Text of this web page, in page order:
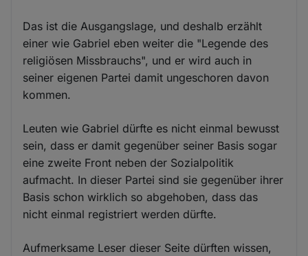
Das ist die Ausgangslage, und deshalb erzählt
einer wie Gabriel eben weiter die "Legende des
religiösen Missbrauchs", und er wird auch in
seiner eigenen Partei damit ungeschoren davon
kommen.
Leuten wie Gabriel dürfte es nicht einmal bewusst
sein, dass er damit gegenüber seiner Basis sogar
eine zweite Front neben der Sozialpolitik
aufmacht. In dieser Partei sind sie gegenüber ihrer
Basis schon wirklich so abgehoben, dass das
nicht einmal registriert werden dürfte.
Aufmerksame Leser dieser Seite dürften wissen,